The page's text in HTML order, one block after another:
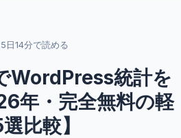
日 14分で読める
統計を
年・完全無料の軽
比較】